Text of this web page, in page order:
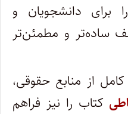
برای دانشجویان و
ساده‌تر و مطمئن‌تر
از منابع حقوقی،
کتاب را نیز فراهم